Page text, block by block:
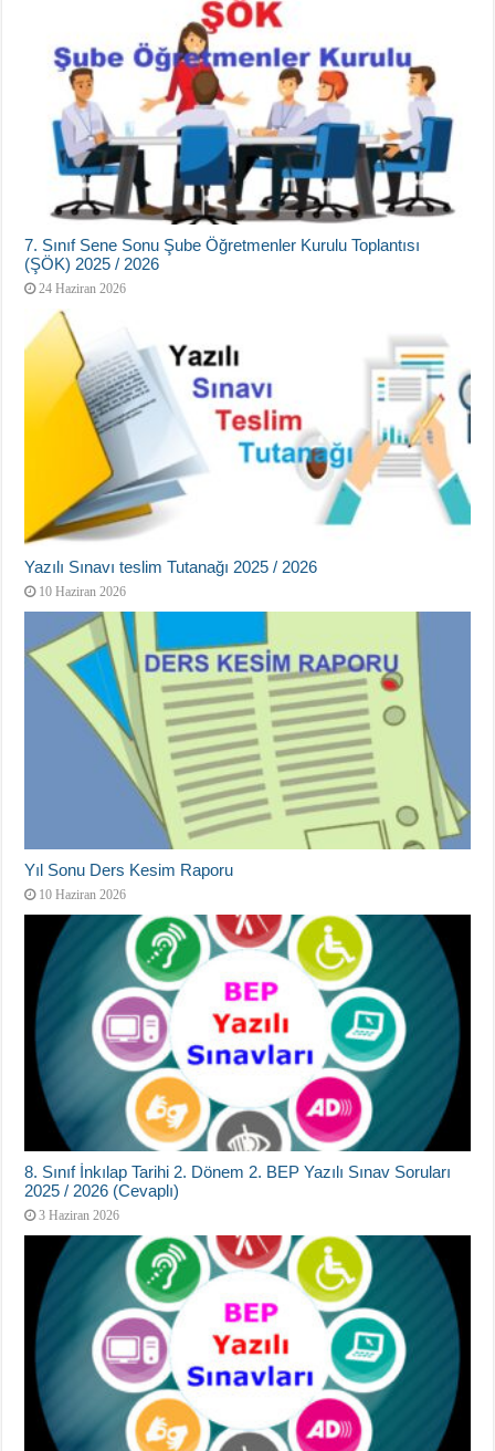
7. Sınıf Sene Sonu Şube Öğretmenler Kurulu Toplantısı
(ŞÖK) 2025 / 2026
24 Haziran 2026
Yazılı Sınavı teslim Tutanağı 2025 / 2026
10 Haziran 2026
Yıl Sonu Ders Kesim Raporu
10 Haziran 2026
8. Sınıf İnkılap Tarihi 2. Dönem 2. BEP Yazılı Sınav Soruları
2025 / 2026 (Cevaplı)
3 Haziran 2026